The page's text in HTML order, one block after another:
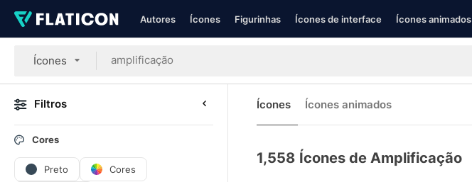
Autores Ícones Figurinhas Ícones de interface Ícones animados
Ícones
Filtros
Cores
Preto Cores
Ícones Ícones animados
1,558 Ícones de Amplificação